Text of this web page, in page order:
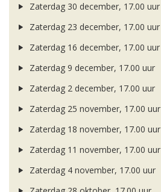
Zaterdag 30 december, 17.00 uur
Zaterdag 23 december, 17.00 uur
Zaterdag 16 december, 17.00 uur
Zaterdag 9 december, 17.00 uur
Zaterdag 2 december, 17.00 uur
Zaterdag 25 november, 17.00 uur
Zaterdag 18 november, 17.00 uur
Zaterdag 11 november, 17.00 uur
Zaterdag 4 november, 17.00 uur